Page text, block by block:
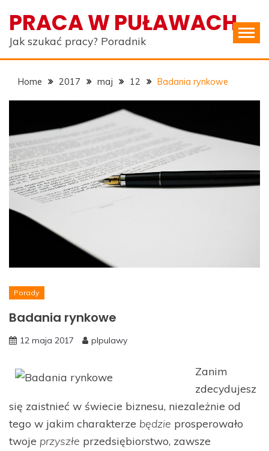
content
PRACA W PUŁAWACH
Jak szukać pracy? Poradnik
Home 2017 maj 12 Badania rynkowe
Porady
Badania rynkowe
12 maja 2017 plpulawy
Zanim
zdecydujesz
się zaistnieć w świecie biznesu, niezależnie od
tego w jakim charakterze będzie prosperowało
twoje przyszłe przedsiębiorstwo, zawsze